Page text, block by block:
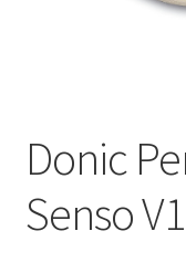
Donic
Senso V1